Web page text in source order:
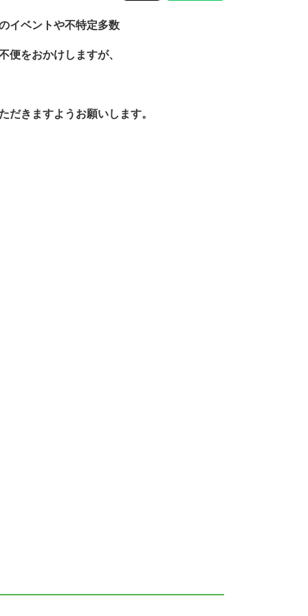
イベントや不特定多数
をおかけしますが、
だきますようお願いします。